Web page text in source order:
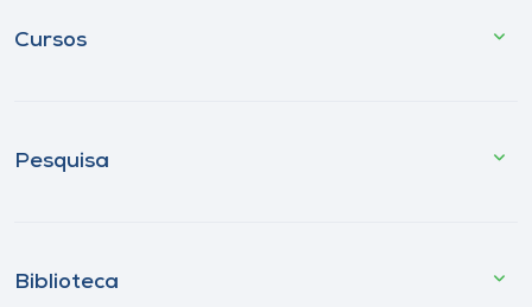
Cursos
Pesquisa
Biblioteca